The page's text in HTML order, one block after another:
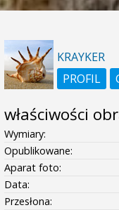
KRAYKER
PROFIL
właściwości
Wymiary:
Opublikowane:
Aparat foto:
Data:
Przesłona: